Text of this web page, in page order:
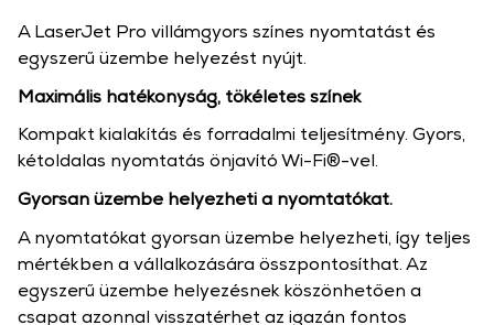
A LaserJet Pro villámgyors színes nyomtatást és
egyszerű üzembe helyezést nyújt.
Maximális hatékonyság, tökéletes színek
Kompakt kialakítás és forradalmi teljesítmény. Gyors,
kétoldalas nyomtatás önjavító Wi-Fi®-vel.
Gyorsan üzembe helyezheti a nyomtatókat.
A nyomtatókat gyorsan üzembe helyezheti, így teljes
mértékben a vállalkozására összpontosíthat. Az
egyszerű üzembe helyezésnek köszönhetően a
csapat azonnal visszatérhet az igazán fontos